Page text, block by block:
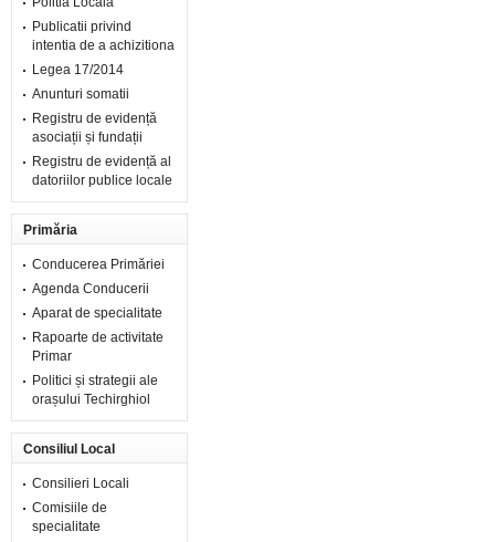
Publicatii privind
intentia de a achizitiona
Legea 17/2014
Anunturi somatii
Registru de evidență
asociații și fundații
Registru de evidență al
datoriilor publice locale
Primăria
Conducerea Primăriei
Agenda Conducerii
Aparat de specialitate
Rapoarte de activitate
Primar
Politici și strategii ale
orașului Techirghiol
Consiliul Local
Consilieri Locali
Comisiile de
specialitate